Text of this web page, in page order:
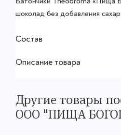
шоколад без добавления
Состав
Описание товара
Другие товары
ООО "ПИЩА